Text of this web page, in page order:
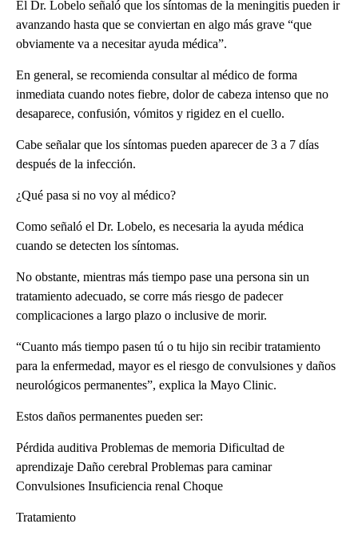
El Dr. Lobelo señaló que los síntomas de la meningitis pueden ir
avanzando hasta que se conviertan en algo más grave “que
obviamente va a necesitar ayuda médica”.
En general, se recomienda consultar al médico de forma
inmediata cuando notes fiebre, dolor de cabeza intenso que no
desaparece, confusión, vómitos y rigidez en el cuello.
Cabe señalar que los síntomas pueden aparecer de 3 a 7 días
después de la infección.
¿Qué pasa si no voy al médico?
Como señaló el Dr. Lobelo, es necesaria la ayuda médica
cuando se detecten los síntomas.
No obstante, mientras más tiempo pase una persona sin un
tratamiento adecuado, se corre más riesgo de padecer
complicaciones a largo plazo o inclusive de morir.
“Cuanto más tiempo pasen tú o tu hijo sin recibir tratamiento
para la enfermedad, mayor es el riesgo de convulsiones y daños
neurológicos permanentes”, explica la Mayo Clinic.
Estos daños permanentes pueden ser:
Pérdida auditiva Problemas de memoria Dificultad de
aprendizaje Daño cerebral Problemas para caminar
Convulsiones Insuficiencia renal Choque
Tratamiento